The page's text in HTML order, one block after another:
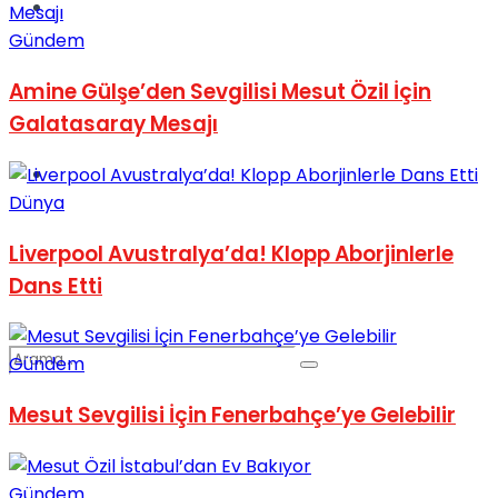
Spor
Podcast
Gündem
Amine Gülşe’den Sevgilisi Mesut Özil İçin
Galatasaray Mesajı
Dünya
Liverpool Avustralya’da! Klopp Aborjinlerle
Dans Etti
Gündem
Mesut Sevgilisi İçin Fenerbahçe’ye Gelebilir